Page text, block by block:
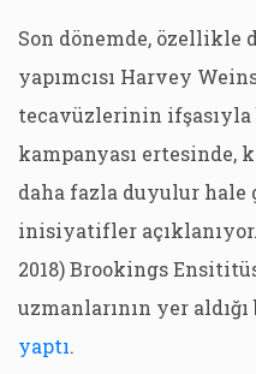
Son dönemde, özellikle
yapımcısı Harvey
tecavüzlerinin ifşasıyla
kampanyası ertesinde,
daha fazla duyulur
inisiyatifler açıklanıyor.
2018) Brookings
uzmanlarının yer aldığı
yaptı.